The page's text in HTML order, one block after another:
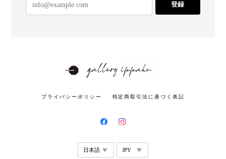
登録
プライバシーポリシー 特定商取引法に基づく表記